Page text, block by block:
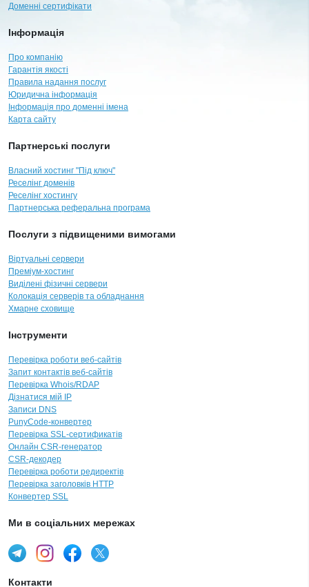
Доменні сертифікати
Інформація
Про компанію
Гарантія якості
Правила надання послуг
Юридична інформація
Інформація про доменні імена
Карта сайту
Партнерські послуги
Власний хостинг "Під ключ"
Реселінг доменів
Реселінг хостингу
Партнерська реферальна програма
Послуги з підвищеними вимогами
Віртуальні сервери
Преміум-хостинг
Виділені фізичні сервери
Колокація серверів та обладнання
Хмарне сховище
Інструменти
Перевірка роботи веб-сайтів
Запит контактів веб-сайтів
Перевірка Whois/RDAP
Дізнатися мій IP
Записи DNS
PunyCode-конвертер
Перевірка SSL-сертификатів
Онлайн CSR-генератор
CSR-декодер
Перевірка роботи редиректів
Перевірка заголовків HTTP
Конвертер SSL
Ми в соціальних мережах
Контакти